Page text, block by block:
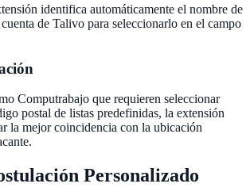
identifica automáticamente el nombre de
de Talivo para seleccionarlo en el campo
Computrabajo que requieren seleccionar
postal de listas predefinidas, la extensión
la mejor coincidencia con la ubicación
Personalizado